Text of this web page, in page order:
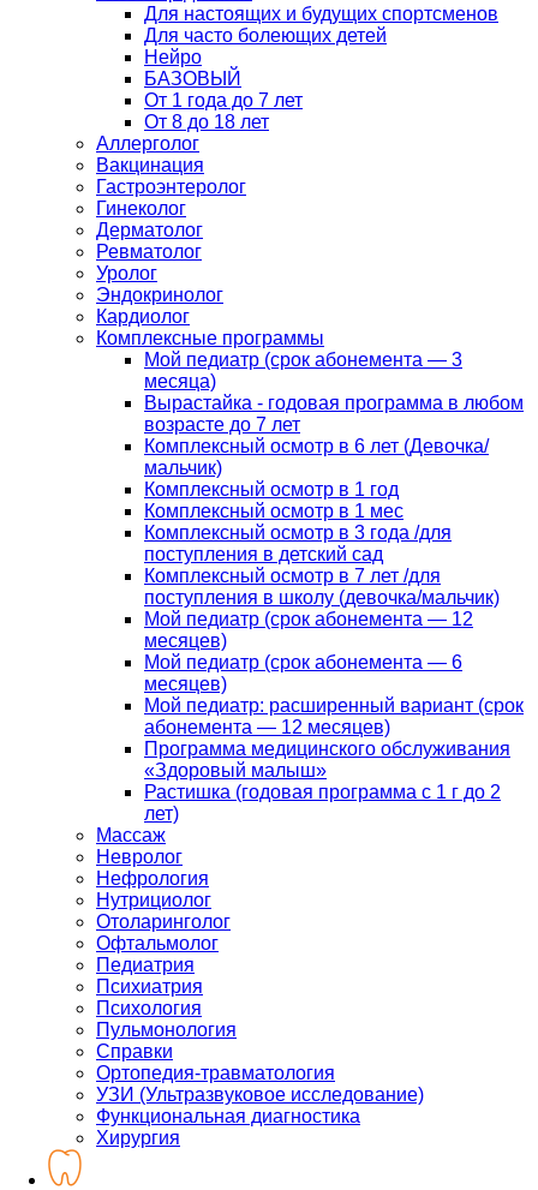
Для настоящих и будущих спортсменов
Для часто болеющих детей
Нейро
БАЗОВЫЙ
От 1 года до 7 лет
От 8 до 18 лет
Аллерголог
Вакцинация
Гастроэнтеролог
Гинеколог
Дерматолог
Ревматолог
Уролог
Эндокринолог
Кардиолог
Комплексные программы
Мой педиатр (срок абонемента — 3
месяца)
Вырастайка - годовая программа в любом
возрасте до 7 лет
Комплексный осмотр в 6 лет (Девочка/
мальчик)
Комплексный осмотр в 1 год
Комплексный осмотр в 1 мес
Комплексный осмотр в 3 года /для
поступления в детский сад
Комплексный осмотр в 7 лет /для
поступления в школу (девочка/мальчик)
Мой педиатр (срок абонемента — 12
месяцев)
Мой педиатр (срок абонемента — 6
месяцев)
Мой педиатр: расширенный вариант (срок
абонемента — 12 месяцев)
Программа медицинского обслуживания
«Здоровый малыш»
Растишка (годовая программа с 1 г до 2
лет)
Массаж
Невролог
Нефрология
Нутрициолог
Отоларинголог
Офтальмолог
Педиатрия
Психиатрия
Психология
Пульмонология
Справки
Ортопедия-травматология
УЗИ (Ультразвуковое исследование)
Функциональная диагностика
Хирургия